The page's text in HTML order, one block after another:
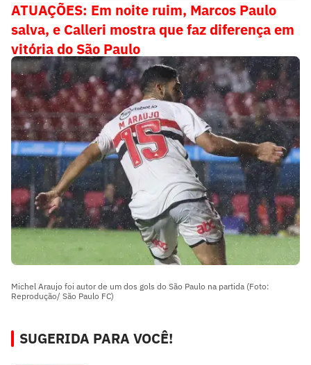
ATUAÇÕES: Em noite ruim, Marcos Paulo
salva, e Calleri mostra que faz diferença em
vitória do São Paulo
Veja tabela da Copa Sul-Americana
Michel Araujo foi autor de um dos gols do São Paulo na partida (Foto:
Reprodução/ São Paulo FC)
SUGERIDA PARA VOCÊ!